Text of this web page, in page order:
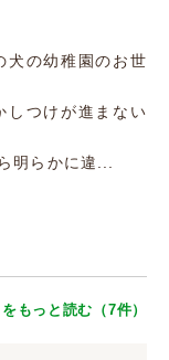
犬の幼稚園のお世
しつけが進まない
明らかに違...
もっと読む（7件）